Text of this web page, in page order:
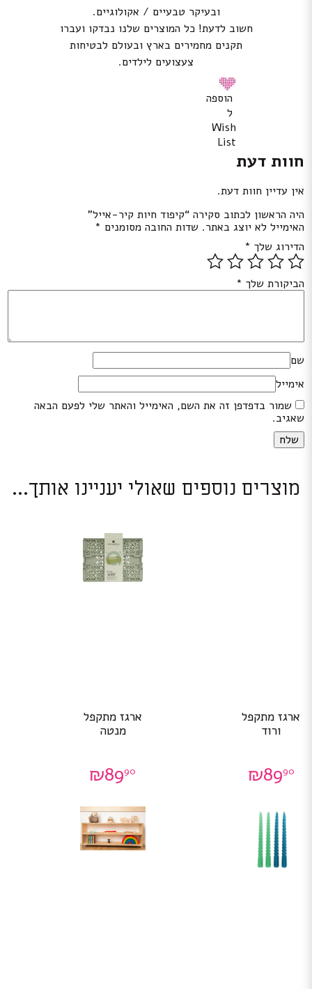
ובעיקר טבעיים / אקולוגיים.
חשוב לדעת! כל המוצרים שלנו נבדקו ועברו
תקנים מחמירים בארץ ובעולם לבטיחות
צעצועים לילדים.
הוספה
ל
Wish
List
חוות דעת
אין עדיין חוות דעת.
היה הראשון לכתוב סקירה “קיפוד חיות קיר-אייל”
האימייל לא יוצג באתר. שדות החובה מסומנים *
הדירוג שלך *
הביקורת שלך *
שם
אימייל
שמור בדפדפן זה את השם, האימייל והאתר שלי לפעם הבאה
שאגיב.
מוצרים נוספים שאולי יעניינו אותך...
ארגז מתקפל
ורוד
₪8990
ארגז מתקפל
מנטה
₪8990